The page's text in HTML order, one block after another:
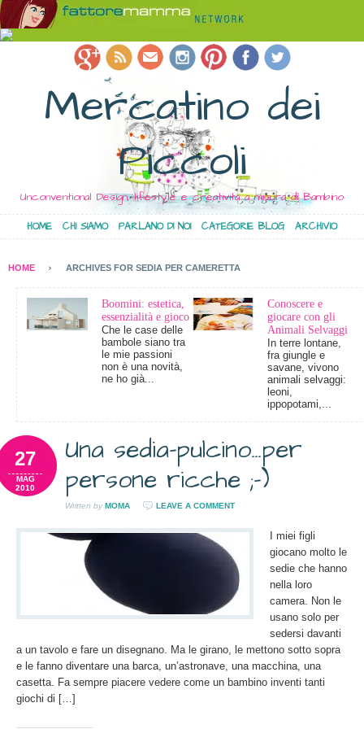
Mercatino dei
Piccoli
Unconventional Design, lifestyle e creatività a misura di Bambino
HOME CHI SIAMO PARLANO DI NOI CATEGORIE BLOG ARCHIVIO
HOME ARCHIVES FOR SEDIA PER CAMERETTA
Boomini: estetica,
essenzialità e gioco
Che le case delle
bambole siano tra
le mie passioni
non è una novità,
ne ho già...
Conoscere e
giocare con gli
Animali Selvaggi
In terre lontane,
fra giungle e
savane, vivono
animali selvaggi:
leoni,
ippopotami,...
Una sedia-pulcino…per
persone ricche ;-)
27
MAG
2010
Written by MOMA LEAVE A COMMENT
I miei figli
giocano molto le
sedie che hanno
nella loro
camera. Non le
usano solo per
sedersi davanti
a un tavolo e fare un disegnano. Ma le girano, le mettono sotto sopra
e le fanno diventare una barca, un’astronave, una macchina, una
casetta. Fa sempre piacere vedere come un bambino inventi tanti
giochi di […]